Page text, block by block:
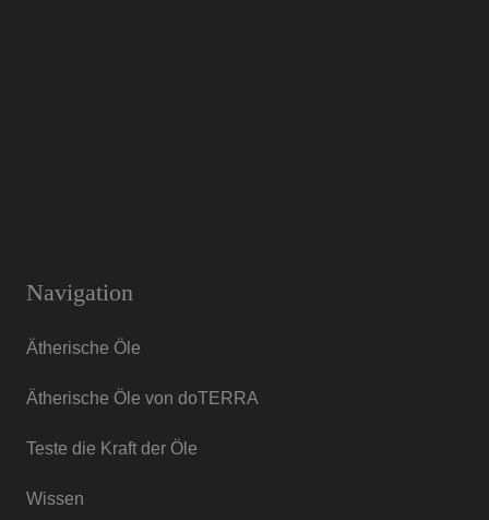
Navigation
Ätherische Öle
Ätherische Öle von doTERRA
Teste die Kraft der Öle
Wissen